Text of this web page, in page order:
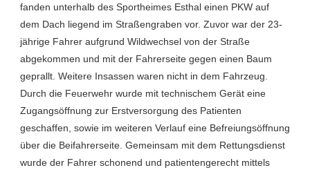
fanden unterhalb des Sportheimes Esthal einen PKW auf
dem Dach liegend im Straßengraben vor. Zuvor war der 23-
jährige Fahrer aufgrund Wildwechsel von der Straße
abgekommen und mit der Fahrerseite gegen einen Baum
geprallt. Weitere Insassen waren nicht in dem Fahrzeug.
Durch die Feuerwehr wurde mit technischem Gerät eine
Zugangsöffnung zur Erstversorgung des Patienten
geschaffen, sowie im weiteren Verlauf eine Befreiungsöffnung
über die Beifahrerseite. Gemeinsam mit dem Rettungsdienst
wurde der Fahrer schonend und patientengerecht mittels